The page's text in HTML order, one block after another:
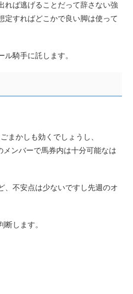
れば逃げることだって辞さない強
定すればどこかで良い脚は使って
騎手に託します。
まかしも効くでしょうし、
ンバーで馬券内は十分可能なは
、不安点は少ないですし先週のオ
します。